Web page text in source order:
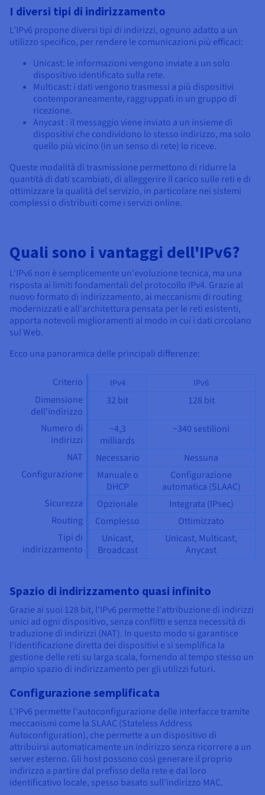
I diversi tipi di indirizzamento
L’IPv6 propone diversi tipi di indirizzi, ognuno adatto a un
utilizzo specifico, per rendere le comunicazioni più efficaci:
Unicast: le informazioni vengono inviate a un solo
dispositivo identificato sulla rete.
Multicast: i dati vengono trasmessi a più dispositivi
contemporaneamente, raggruppati in un gruppo di
ricezione.
Anycast : il messaggio viene inviato a un insieme di
dispositivi che condividono lo stesso indirizzo, ma solo
quello più vicino (in un senso di rete) lo riceve.
Queste modalità di trasmissione permettono di ridurre la
quantità di dati scambiati, di alleggerire il carico sulle reti e di
ottimizzare la qualità del servizio, in particolare nei sistemi
complessi o distribuiti come i servizi online.
Quali sono i vantaggi dell'IPv6?
L'IPv6 non è semplicemente un'evoluzione tecnica, ma una
risposta ai limiti fondamentali del protocollo IPv4. Grazie al
nuovo formato di indirizzamento, ai meccanismi di routing
modernizzati e all'architettura pensata per le reti esistenti,
apporta notevoli miglioramenti al modo in cui i dati circolano
sul Web.
Ecco una panoramica delle principali differenze:
Criterio IPv4 IPv6
Dimensione
dell'indirizzo
32 bit 128 bit
Numero di
indirizzi
~4,3
milliards
~340 sestilioni
NAT Necessario
Nessuna
Configurazione
Manuale o
DHCP
Configurazione
automatica (SLAAC)
Sicurezza
Opzionale
Integrata (IPsec)
Routing
Complesso
Ottimizzato
Tipi di
indirizzamento
Unicast,
Broadcast
Unicast, Multicast,
Anycast
Spazio di indirizzamento quasi infinito
Grazie ai suoi 128 bit, l'IPv6 permette l'attribuzione di indirizzi
unici ad ogni dispositivo, senza conflitti e senza necessità di
traduzione di indirizzi (NAT). In questo modo si garantisce
l'identificazione diretta dei dispositivi e si semplifica la
gestione delle reti su larga scala, fornendo al tempo stesso un
ampio spazio di indirizzamento per gli utilizzi futuri.
Configurazione semplificata
L’IPv6 permette l'autoconfigurazione delle interfacce tramite
meccanismi come la SLAAC (Stateless Address
Autoconfiguration), che permette a un dispositivo di
attribuirsi automaticamente un indirizzo senza ricorrere a un
server esterno. Gli host possono così generare il proprio
indirizzo a partire dal prefisso della rete e dal loro
identificativo locale, spesso basato sull'indirizzo MAC.